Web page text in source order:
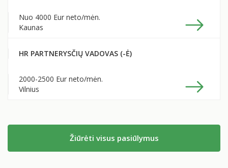
Nuo 4000 Eur neto/mėn.
Kaunas
HR PARTNERYSČIŲ VADOVAS (-Ė)
2000-2500 Eur neto/mėn.
Vilnius
Žiūrėti visus pasiūlymus